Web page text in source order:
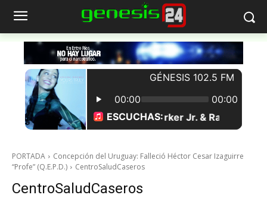
PORTADA
Concepción del Uruguay: Falleció Héctor Cesar Izaguirre
“Profe” (Q.E.P.D.)
CentroSaludCaseros
CentroSaludCaseros